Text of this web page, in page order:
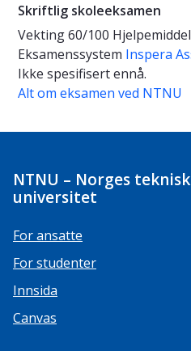
Skriftlig skoleeksamen
Vekting60/100 Hjelpemiddel
Eksamenssystem Inspera
Ikke spesifisert ennå.
Alt om eksamen ved NTNU
NTNU – Norges
universitet
For ansatte
For studenter
Innsida
Canvas